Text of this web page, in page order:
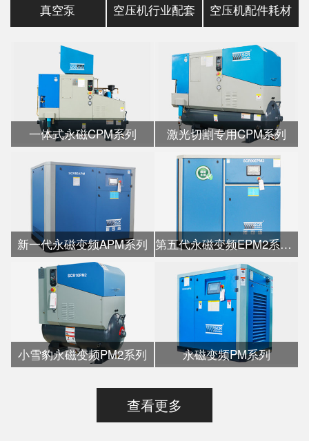
真空泵 空压机行业配套 空压机配件耗材
一体式永磁CPM系列 激光切割专用CPM系列
新一代永磁变频APM系列 第五代永磁变频EPM2系列水冷
小雪豹永磁变频PM2系列 永磁变频PM系列
查看更多